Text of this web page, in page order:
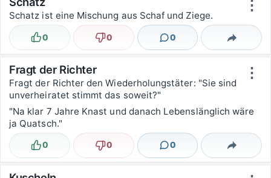
⋮
Schatz ist eine Mischung aus Schaf und Ziege.
Lustig
0 Nicht lustig
0 0
Kommentare Teilen
⋮
Fragt der Richter
Fragt der Richter den Wiederholungstäter: "Sie sind
unverheiratet stimmt das soweit?"
"Na klar 7 Jahre Knast und danach Lebenslänglich wäre
ja Quatsch."
Lustig
0 Nicht lustig
0 0
Kommentare Teilen